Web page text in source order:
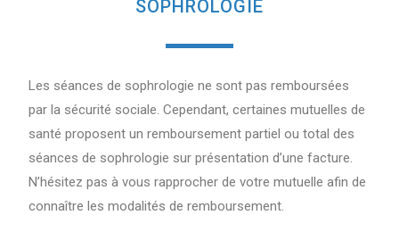
SOPHROLOGIE
Les séances de sophrologie ne sont pas remboursées
par la sécurité sociale. Cependant, certaines mutuelles de
santé proposent un remboursement partiel ou total des
séances de sophrologie sur présentation d’une facture.
N’hésitez pas à vous rapprocher de votre mutuelle afin de
connaître les modalités de remboursement.